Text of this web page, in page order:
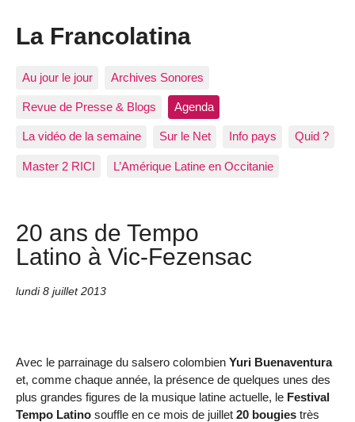
La Francolatina
Au jour le jour Archives Sonores
Revue de Presse & Blogs Agenda
La vidéo de la semaine Sur le Net Info pays Quid ?
Master 2 RICI L’Amérique Latine en Occitanie
20 ans de Tempo
Latino à Vic-Fezensac
lundi 8 juillet 2013
Avec le parrainage du salsero colombien Yuri Buenaventura
et, comme chaque année, la présence de quelques unes des
plus grandes figures de la musique latine actuelle, le Festival
Tempo Latino souffle en ce mois de juillet 20 bougies très